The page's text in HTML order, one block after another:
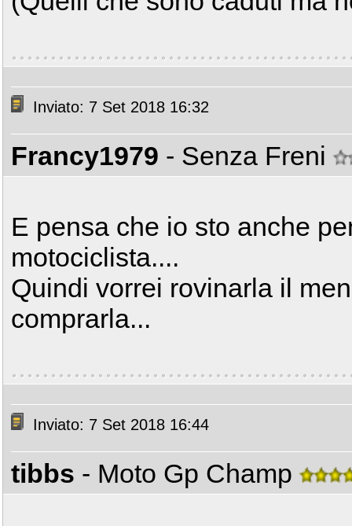
Inviato: 7 Set 2018 16:32
Francy1979 - Senza Freni
E pensa che io sto anche
motociclista....
Quindi vorrei rovinarla il
comprarla...
Inviato: 7 Set 2018 16:44
tibbs - Moto Gp Champ